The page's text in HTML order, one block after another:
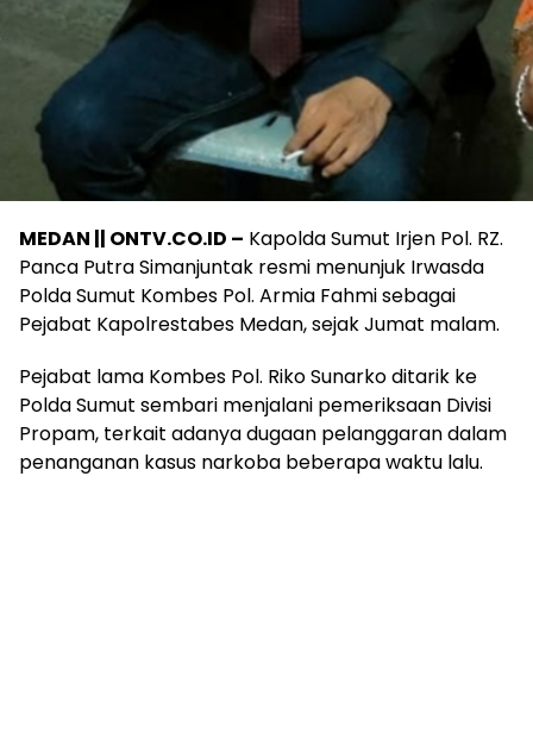
MEDAN || ONTV.CO.ID – Kapolda Sumut Irjen Pol. RZ.
Panca Putra Simanjuntak resmi menunjuk Irwasda
Polda Sumut Kombes Pol. Armia Fahmi sebagai
Pejabat Kapolrestabes Medan, sejak Jumat malam.
Pejabat lama Kombes Pol. Riko Sunarko ditarik ke
Polda Sumut sembari menjalani pemeriksaan Divisi
Propam, terkait adanya dugaan pelanggaran dalam
penanganan kasus narkoba beberapa waktu lalu.